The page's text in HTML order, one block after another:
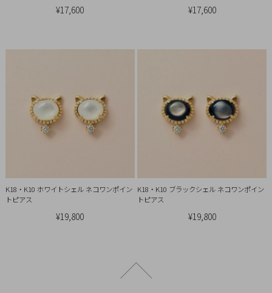
¥17,600 ¥17,600
K18・K10 ホワイトシェル ネコワンポイン
トピアス
¥19,800
K18・K10 ブラックシェル ネコワンポイン
トピアス
¥19,800
ページトップへ戻る
引
法